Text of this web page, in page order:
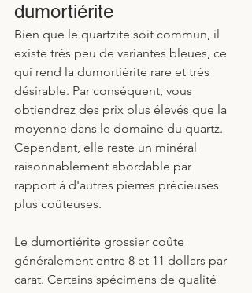
dumortiérite
Bien que le quartzite soit commun, il
existe très peu de variantes bleues, ce
qui rend la dumortiérite rare et très
désirable. Par conséquent, vous
obtiendrez des prix plus élevés que la
moyenne dans le domaine du quartz.
Cependant, elle reste un minéral
raisonnablement abordable par
rapport à d'autres pierres précieuses
plus coûteuses.
Le dumortiérite grossier coûte
généralement entre 8 et 11 dollars par
carat. Certains spécimens de qualité